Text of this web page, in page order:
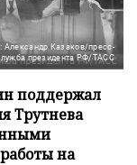
Александр Казаков/пресс-
президента РФ/ТАСС
поддержал
Трутнева
на